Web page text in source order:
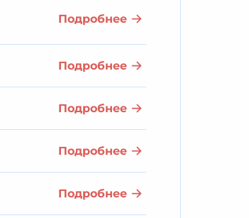
Подробнее
Подробнее
Подробнее
Подробнее
Подробнее